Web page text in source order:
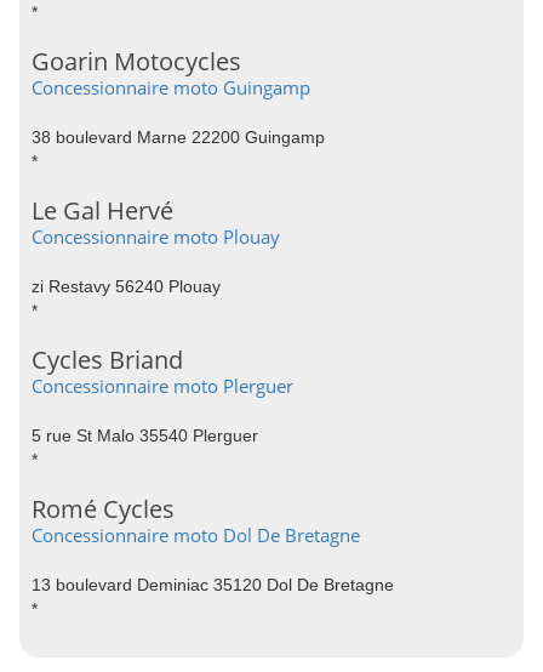
*
Goarin Motocycles
Concessionnaire moto Guingamp
38 boulevard Marne 22200 Guingamp
*
Le Gal Hervé
Concessionnaire moto Plouay
zi Restavy 56240 Plouay
*
Cycles Briand
Concessionnaire moto Plerguer
5 rue St Malo 35540 Plerguer
*
Romé Cycles
Concessionnaire moto Dol De Bretagne
13 boulevard Deminiac 35120 Dol De Bretagne
*